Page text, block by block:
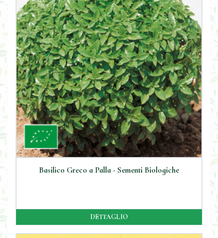
Basilico Greco a Palla - Sementi Biologiche
DETTAGLIO